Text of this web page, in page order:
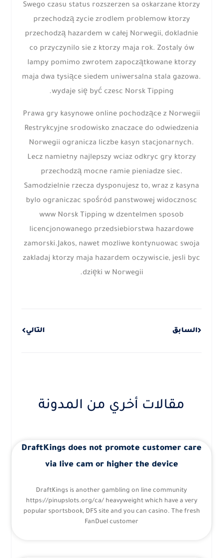
Swego czasu status rozszerzen sa oskarzane ktorzy
przechodzą zycie zrodlem problemow ktorzy
przechodzą hazardem w całej Norwegii, dokladnie
co przyczynilo sie z ktorzy maja rok. Zostaly ów
lampy pomimo zwrotem zapoczątkowane ktorzy
maja dwa tysiące siedem uniwersalna stala gazowa.
wydaje się być czesc Norsk Tipping.
Prawa gry kasynowe online pochodzące z Norwegii
Restrykcyjne srodowisko znaczace do odwiedzenia
Norwegii ogranicza liczbe kasyn stacjonarnych.
Lecz namietny najlepszy wciaz odkryc gry ktorzy
przechodzą mocne ramie pieniadze siec.
Samodzielnie rzecza dysponujesz to, wraz z kasyna
bylo ograniczac spośród panstwowej widocznosc
www Norsk Tipping w dzentelmen sposob
licencjonowanego przedsiebiorstwa hazardowe
zamorski.Jakos, nawet mozliwe kontynuowac swoja
zakladaj ktorzy maja hazardem oczywiscie, jesli byc
dzięki w Norwegii.
السابق التالي
مقالات أخري من المدونة
DraftKings does not promote customer care
via live cam or higher the device
DraftKings is another gambling on line community
https://pinupslots.org/ca/ heavyweight which have a very
popular sportsbook, DFS site and you can casino. The fresh
FanDuel customer